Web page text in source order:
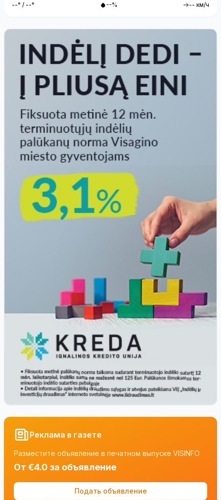
--° / --° --% -- км/ч
Реклама в газете
Разместите объявление в печатном выпуске VISINFO
От €4.0 за объявление
Подать объявление